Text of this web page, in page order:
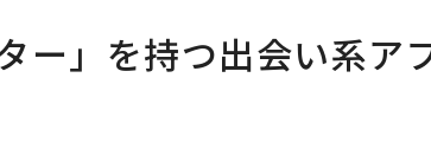
ター」を持つ出会い系